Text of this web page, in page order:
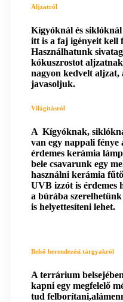
Aljzatról
Kígyóknál és
itt is a faj igényeit kell
Használhatunk
kókuszrostot
nagyon kedvelt aljzat,
javasoljuk.
Világításról
A Kígyóknak,
van egy nappali fénye
érdemes kerámia
bele csavarunk egy
használni kerámia
UVB izzót is érdemes
a búrába
is helyettesíteni lehet.
Belső berendezési tárgyakról
A terrárium
kapni egy megfelelő
tud